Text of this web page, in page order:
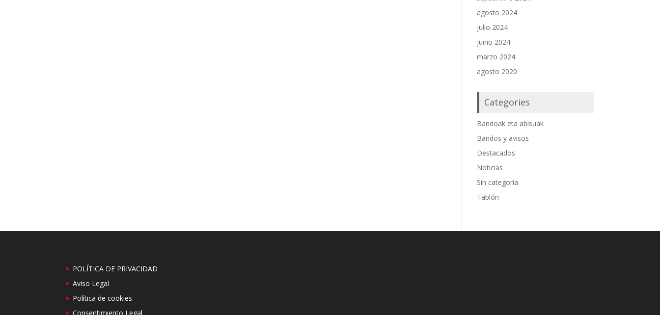
agosto 2024
julio 2024
junio 2024
marzo 2024
agosto 2020
Categories
Bandoak eta abisuak
Bandos y avisos
Destacados
Noticias
Sin categoría
Tablón
POLÍTICA DE PRIVACIDAD
Aviso Legal
Política de cookies
Consentimiento Legal